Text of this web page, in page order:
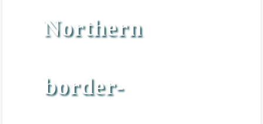
Northern
border-